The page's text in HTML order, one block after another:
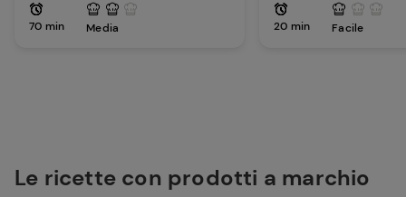
70 min Media 20 min Facile
Le ricette con prodotti a marchio